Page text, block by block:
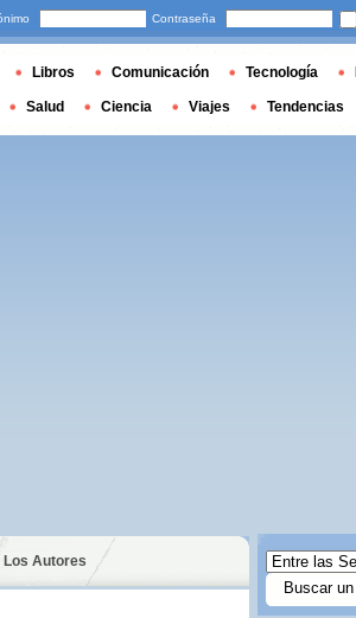
Los Autores
Contraseña
Libros Comunicación Tecnología
Salud Ciencia Viajes Tendencias